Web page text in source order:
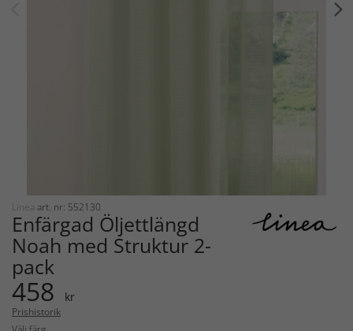
Linea art. nr: 552130
Enfärgad Öljettlängd
Noah med Struktur 2-
pack
458 kr
Prishistorik